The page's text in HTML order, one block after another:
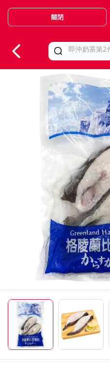
Valid Until 30 June 2026
關閉